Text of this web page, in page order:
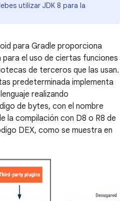
utilizar JDK 8 para la
para Gradle proporciona
el uso de ciertas funciones
de terceros que las usan.
predeterminada implementa
realizando
de bytes, con el nombre
la compilación con D8 o R8 de
DEX, como se muestra en